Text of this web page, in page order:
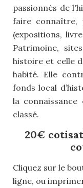
passionnés de
faire connaître,
(expositions,
Patrimoine,
histoire et celle
habité. Elle
fonds local
la
classé.
20€
Cliquez sur le
ligne, ou